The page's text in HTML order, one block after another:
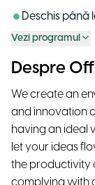
Deschis până
Vezi programul
Despre
We create an
and innovation
having an ideal
let your ideas
the productivity
complying with